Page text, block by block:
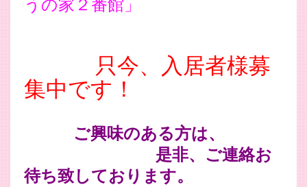
只今、入居者様募
集中です！
ご興味のある方は、
是非、ご連絡お
待ち致しております。